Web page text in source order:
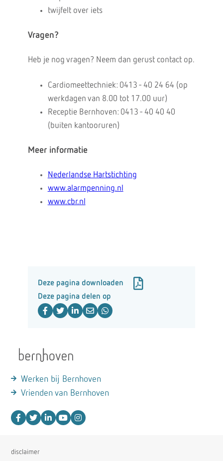
twijfelt over iets
Vragen?
Heb je nog vragen? Neem dan gerust contact op.
Cardiomeettechniek: 0413 - 40 24 64 (op
werkdagen van 8.00 tot 17.00 uur)
Receptie Bernhoven: 0413 - 40 40 40
(buiten kantooruren)
Meer informatie
Nederlandse Hartstichting
www.alarmpenning.nl
www.cbr.nl
Deze pagina downloaden
Deze pagina delen op
Werken bij Bernhoven
Vrienden van Bernhoven
disclaimer